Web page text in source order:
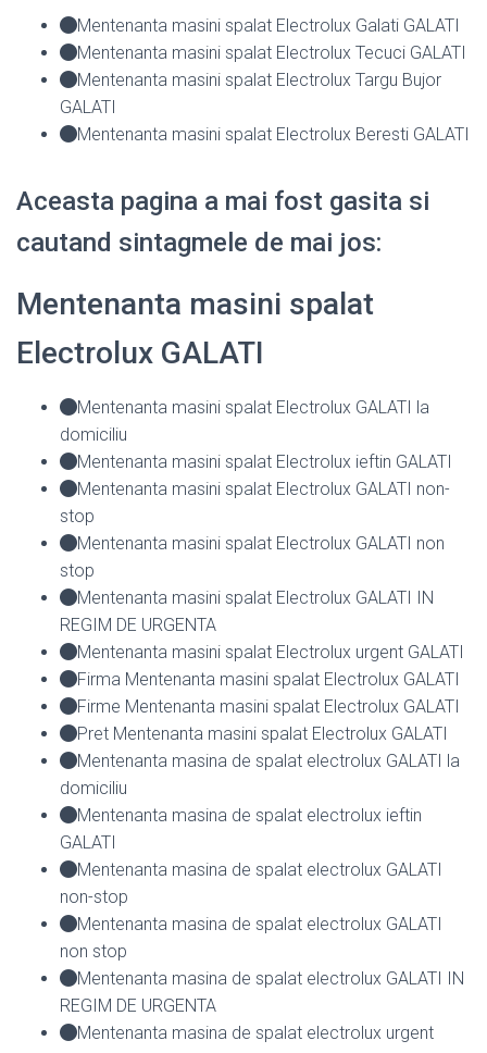
Mentenanta masini spalat Electrolux Galati GALATI
Mentenanta masini spalat Electrolux Tecuci GALATI
Mentenanta masini spalat Electrolux Targu Bujor
GALATI
Mentenanta masini spalat Electrolux Beresti GALATI
Aceasta pagina a mai fost gasita si
cautand sintagmele de mai jos:
Mentenanta masini spalat
Electrolux GALATI
Mentenanta masini spalat Electrolux GALATI la
domiciliu
Mentenanta masini spalat Electrolux ieftin GALATI
Mentenanta masini spalat Electrolux GALATI non-
stop
Mentenanta masini spalat Electrolux GALATI non
stop
Mentenanta masini spalat Electrolux GALATI IN
REGIM DE URGENTA
Mentenanta masini spalat Electrolux urgent GALATI
Firma Mentenanta masini spalat Electrolux GALATI
Firme Mentenanta masini spalat Electrolux GALATI
Pret Mentenanta masini spalat Electrolux GALATI
Mentenanta masina de spalat electrolux GALATI la
domiciliu
Mentenanta masina de spalat electrolux ieftin
GALATI
Mentenanta masina de spalat electrolux GALATI
non-stop
Mentenanta masina de spalat electrolux GALATI
non stop
Mentenanta masina de spalat electrolux GALATI IN
REGIM DE URGENTA
Mentenanta masina de spalat electrolux urgent